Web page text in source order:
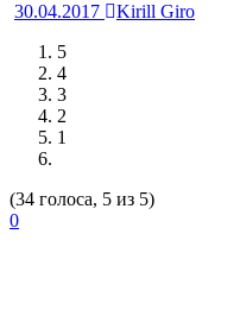
30.04.2017
Kirill Giro
5
4
3
2
1
(34 голоса, 5 из 5)
0